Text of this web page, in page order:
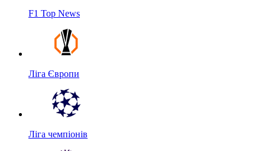
F1 Top News
Ліга Європи
Ліга чемпіонів